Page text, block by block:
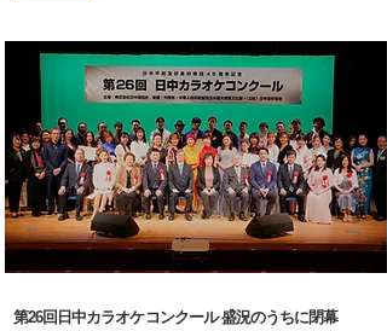
第26回日中カラオケコンクール 盛況のうちに閉幕